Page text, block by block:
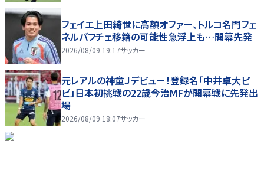
フェイエ上田綺世に高額オファー、トルコ名門フェ
ネルバフチェ移籍の可能性急浮上も…開幕先発
2026/08/09 19:17サッカー
元レアルの神童Ｊデビュー！登録名「中井卓大ピ
ピ」日本初挑戦の22歳今治MFが開幕戦に先発出
場
2026/08/09 18:07サッカー